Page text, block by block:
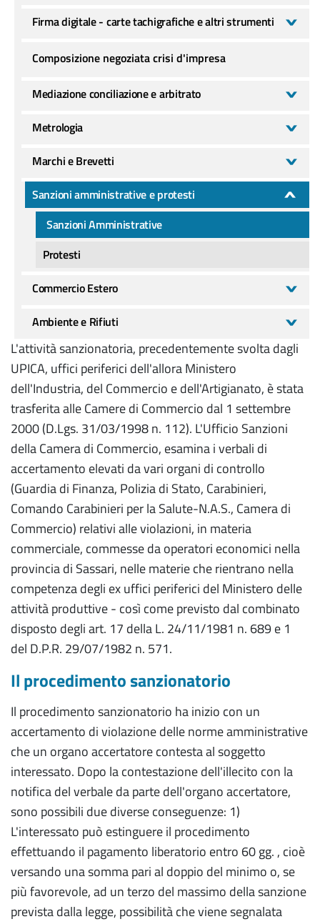
L'attività sanzionatoria, precedentemente svolta dagli
UPICA, uffici periferici dell'allora Ministero
dell'Industria, del Commercio e dell'Artigianato, è stata
trasferita alle Camere di Commercio dal 1 settembre
2000 (D.Lgs. 31/03/1998 n. 112). L'Ufficio Sanzioni
della Camera di Commercio, esamina i verbali di
accertamento elevati da vari organi di controllo
(Guardia di Finanza, Polizia di Stato, Carabinieri,
Comando Carabinieri per la Salute-N.A.S., Camera di
Commercio) relativi alle violazioni, in materia
commerciale, commesse da operatori economici nella
provincia di Sassari, nelle materie che rientrano nella
competenza degli ex uffici periferici del Ministero delle
attività produttive - così come previsto dal combinato
disposto degli art. 17 della L. 24/11/1981 n. 689 e 1
del D.P.R. 29/07/1982 n. 571.
Il procedimento sanzionatorio
Il procedimento sanzionatorio ha inizio con un
accertamento di violazione delle norme amministrative
che un organo accertatore contesta al soggetto
interessato. Dopo la contestazione dell'illecito con la
notifica del verbale da parte dell'organo accertatore,
sono possibili due diverse conseguenze: 1)
L'interessato può estinguere il procedimento
effettuando il pagamento liberatorio entro 60 gg. , cioè
versando una somma pari al doppio del minimo o, se
più favorevole, ad un terzo del massimo della sanzione
prevista dalla legge, possibilità che viene segnalata
Firma digitale - carte tachigrafiche e altri strumenti
Composizione negoziata crisi d'impresa
Mediazione conciliazione e arbitrato
Metrologia
Marchi e Brevetti
Sanzioni amministrative e protesti
Sanzioni Amministrative
Protesti
Commercio Estero
Ambiente e Rifiuti